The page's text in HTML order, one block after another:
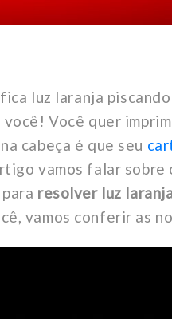
luz laranja
Você quer
cabeça é que seu
vamos falar sobre
resolver luz
vamos conferir as